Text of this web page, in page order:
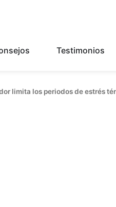
Testimonios
limita los periodos de estrés